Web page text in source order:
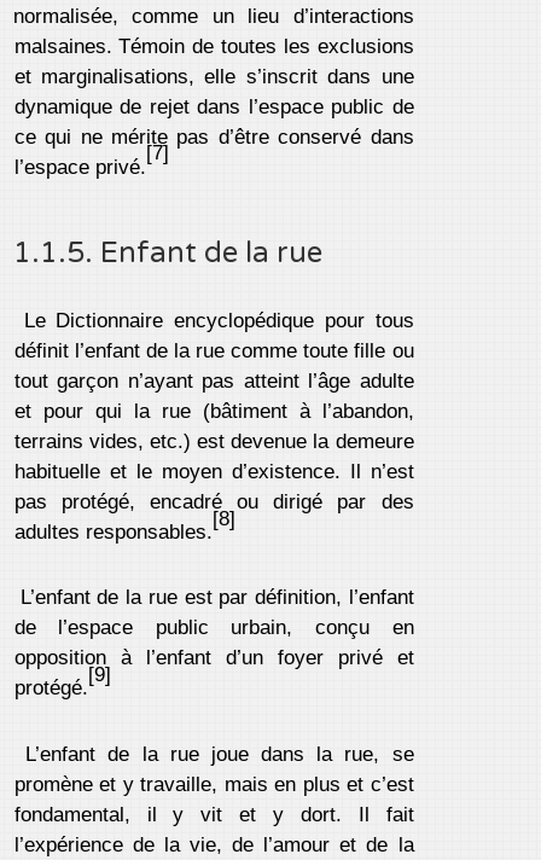
normalisée, comme un lieu d’interactions
malsaines. Témoin de toutes les exclusions
et marginalisations, elle s’inscrit dans une
dynamique de rejet dans l’espace public de
ce qui ne mérite pas d’être conservé dans
l’espace privé.
[7]
1.1.5. Enfant de la rue
Le Dictionnaire encyclopédique pour tous
définit l’enfant de la rue comme toute fille ou
tout garçon n’ayant pas atteint l’âge adulte
et pour qui la rue (bâtiment à l’abandon,
terrains vides, etc.) est devenue la demeure
habituelle et le moyen d’existence. Il n’est
pas protégé, encadré ou dirigé par des
adultes responsables.
[8]
L’enfant de la rue est par définition, l’enfant
de l’espace public urbain, conçu en
opposition à l’enfant d’un foyer privé et
protégé.
[9]
L’enfant de la rue joue dans la rue, se
promène et y travaille, mais en plus et c’est
fondamental, il y vit et y dort. Il fait
l’expérience de la vie, de l’amour et de la